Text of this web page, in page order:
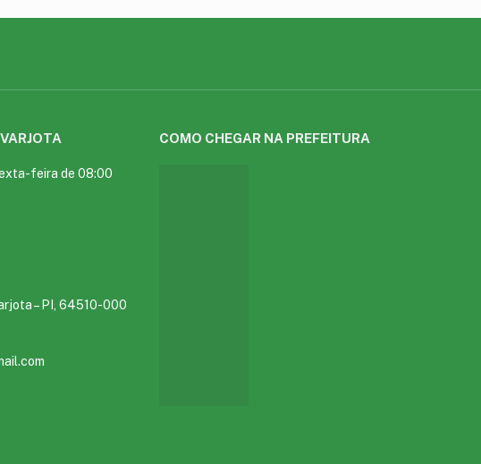
feira de 08:00
– PI, 64510-000
COMO CHEGAR NA PREFEITURA